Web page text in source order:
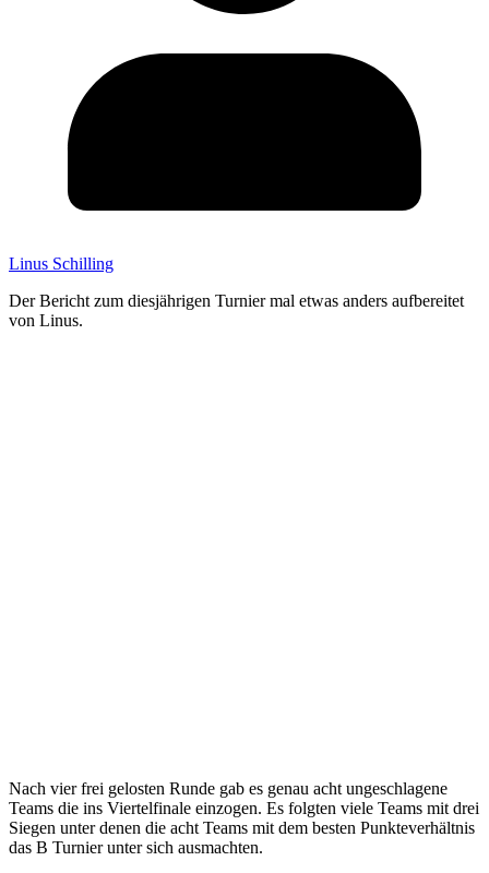
Linus Schilling
Der Bericht zum diesjährigen Turnier mal etwas anders aufbereitet
von Linus.
Nach vier frei gelosten Runde gab es genau acht ungeschlagene
Teams die ins Viertelfinale einzogen. Es folgten viele Teams mit drei
Siegen unter denen die acht Teams mit dem besten Punkteverhältnis
das B Turnier unter sich ausmachten.